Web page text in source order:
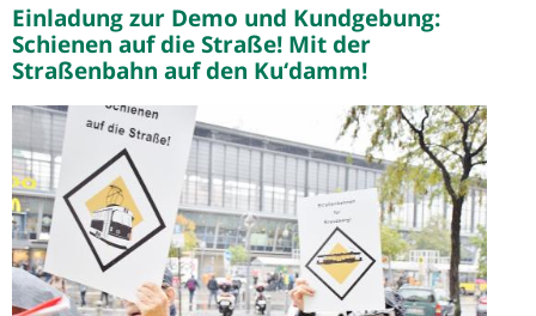
Einladung zur Demo und Kundgebung:
Schienen auf die Straße! Mit der
Straßenbahn auf den Ku‘damm!